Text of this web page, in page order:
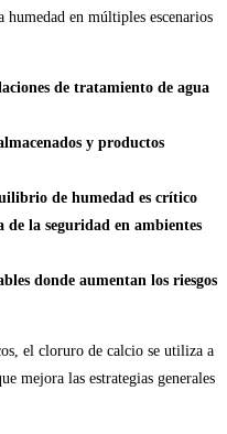
en múltiples escenarios
de tratamiento de agua
y productos
de humedad es crítico
la seguridad en ambientes
donde aumentan los riesgos
el cloruro de calcio se utiliza a
mejora las estrategias generales